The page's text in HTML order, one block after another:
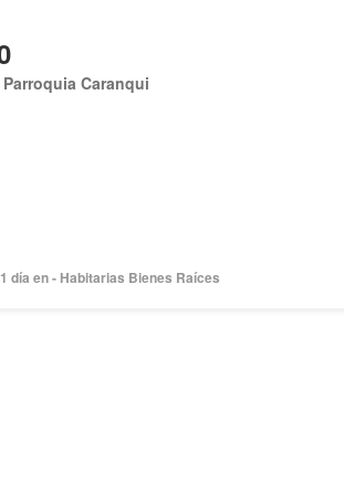
Caranqui
día en - Habitarias Bienes Raíces